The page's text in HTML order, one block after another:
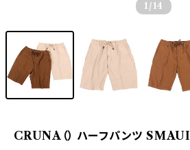
1 /14
CRUNA（） ハーフパンツ